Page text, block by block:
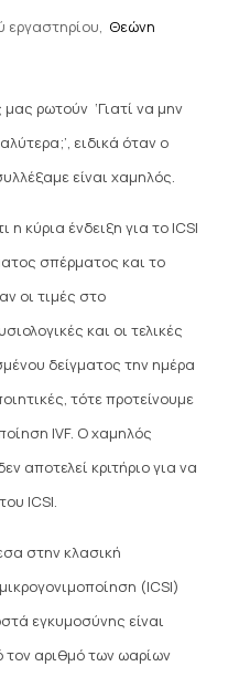
εργαστηρίου, Θεώνη
ρωτούν ‘Γιατί να μην
ειδικά όταν ο
είναι χαμηλός.
κύρια ένδειξη για το ICSI
σπέρματος και το
οι τιμές στο
και οι τελικές
δείγματος την ημέρα
τότε προτείνουμε
IVF. Ο χαμηλός
αποτελεί κριτήριο για να
ICSI.
στην κλασική
(ICSI)
εγκυμοσύνης είναι
αριθμό των ωαρίων